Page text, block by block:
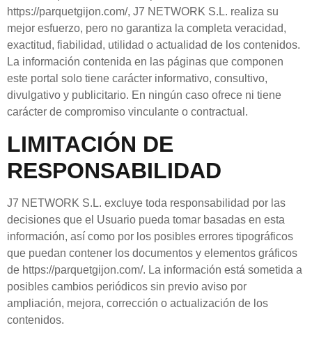
https://parquetgijon.com/, J7 NETWORK S.L. realiza su
mejor esfuerzo, pero no garantiza la completa veracidad,
exactitud, fiabilidad, utilidad o actualidad de los contenidos.
La información contenida en las páginas que componen
este portal solo tiene carácter informativo, consultivo,
divulgativo y publicitario. En ningún caso ofrece ni tiene
carácter de compromiso vinculante o contractual.
LIMITACIÓN DE
RESPONSABILIDAD
J7 NETWORK S.L. excluye toda responsabilidad por las
decisiones que el Usuario pueda tomar basadas en esta
información, así como por los posibles errores tipográficos
que puedan contener los documentos y elementos gráficos
de https://parquetgijon.com/. La información está sometida a
posibles cambios periódicos sin previo aviso por
ampliación, mejora, corrección o actualización de los
contenidos.